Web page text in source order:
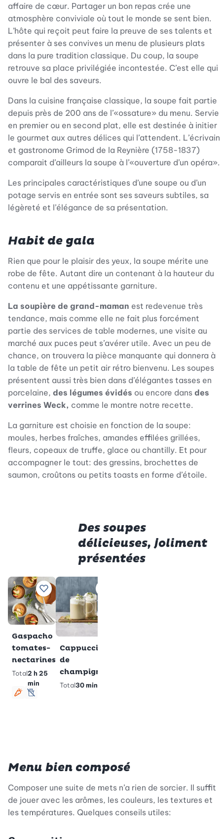
affaire de cœur. Partager un bon repas crée une
atmosphère conviviale où tout le monde se sent bien.
L’hôte qui reçoit peut faire la preuve de ses talents et
présenter à ses convives un menu de plusieurs plats
dans la pure tradition classique. Du coup, la soupe
retrouve sa place privilégiée incontestée. C’est elle qui
ouvre le bal des saveurs.
Dans la cuisine française classique, la soupe fait partie
depuis près de 200 ans de l’«ossature» du menu. Servie
en premier ou en second plat, elle est destinée à initier
le gourmet aux autres délices qui l’attendent. L’écrivain
et gastronome Grimod de la Reynière (1758-1837)
comparait d’ailleurs la soupe à l’«ouverture d’un opéra».
Les principales caractéristiques d’une soupe ou d’un
potage servis en entrée sont ses saveurs subtiles, sa
légèreté et l’élégance de sa présentation.
Habit de gala
Rien que pour le plaisir des yeux, la soupe mérite une
robe de fête. Autant dire un contenant à la hauteur du
contenu et une appétissante garniture.
La soupière de grand-maman est redevenue très
tendance, mais comme elle ne fait plus forcément
partie des services de table modernes, une visite au
marché aux puces peut s’avérer utile. Avec un peu de
chance, on trouvera la pièce manquante qui donnera à
la table de fête un petit air rétro bienvenu. Les soupes
présentent aussi très bien dans d’élégantes tasses en
porcelaine, des légumes évidés ou encore dans des
verrines Weck, comme le montre notre recette.
La garniture est choisie en fonction de la soupe:
moules, herbes fraîches, amandes effilées grillées,
fleurs, copeaux de truffe, glace ou chantilly. Et pour
accompagner le tout: des gressins, brochettes de
saumon, croûtons ou petits toasts en forme d’étoile.
Des soupes
délicieuses, joliment
présentées
Ajouter à vos recettes préférées
Gaspacho
tomates-
nectarines
Total2 h 25
min
Végétarien
sans lactose
Cappuccino
de
champignons
Total30 min
Menu bien composé
Composer une suite de mets n’a rien de sorcier. Il suffit
de jouer avec les arômes, les couleurs, les textures et
les températures. Quelques conseils utiles: